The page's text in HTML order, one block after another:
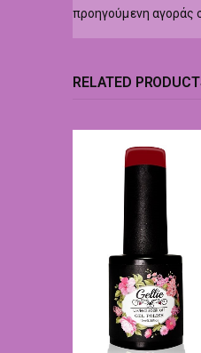
προηγούμενη αγοράς
RELATED